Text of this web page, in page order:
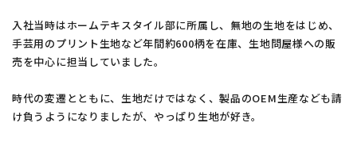
入社当時はホームテキスタイル部に所属し、無地の生地をはじめ、
手芸用のプリント生地など年間約600柄を在庫、生地問屋様への販
売を中心に担当していました。
時代の変遷とともに、生地だけではなく、製品のOEM生産なども請
け負うようになりましたが、やっぱり生地が好き。